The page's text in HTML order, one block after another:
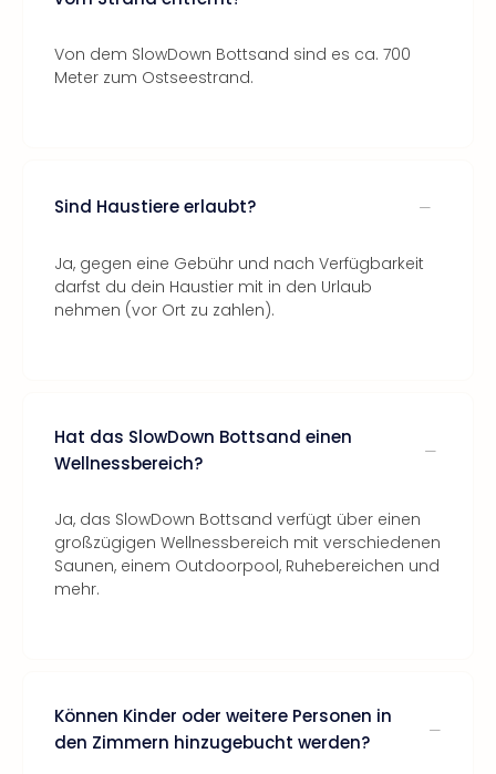
Von dem SlowDown Bottsand sind es ca. 700
Meter zum Ostseestrand.
Sind Haustiere erlaubt?
Ja, gegen eine Gebühr und nach Verfügbarkeit
darfst du dein Haustier mit in den Urlaub
nehmen (vor Ort zu zahlen).
Hat das SlowDown Bottsand einen
Wellnessbereich?
Ja, das SlowDown Bottsand verfügt über einen
großzügigen Wellnessbereich mit verschiedenen
Saunen, einem Outdoorpool, Ruhebereichen und
mehr.
Können Kinder oder weitere Personen in
den Zimmern hinzugebucht werden?